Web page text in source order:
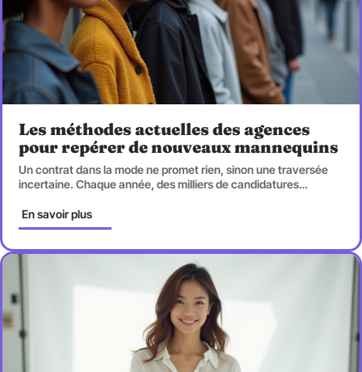
Les méthodes actuelles des agences
pour repérer de nouveaux mannequins
Un contrat dans la mode ne promet rien, sinon une traversée
incertaine. Chaque année, des milliers de candidatures…
En savoir plus